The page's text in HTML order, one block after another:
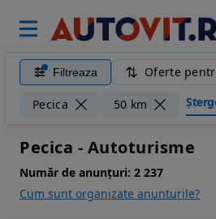
Filtreaza Oferte
Pecica 50 km
Pecica - Autoturisme
Număr de anunțuri: 2 237
Cum sunt organizate anunturile?